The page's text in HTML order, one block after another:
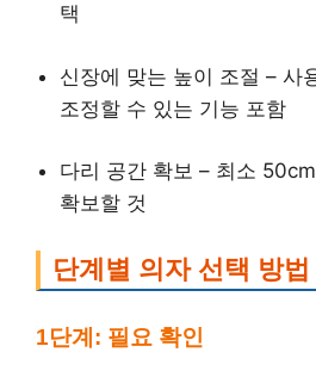
택
신장에 맞는 높이 조절 – 사
조정할 수 있는 기능 포함
다리 공간 확보 – 최소
확보할 것
단계별 의자 선택 방법
1단계: 필요 확인